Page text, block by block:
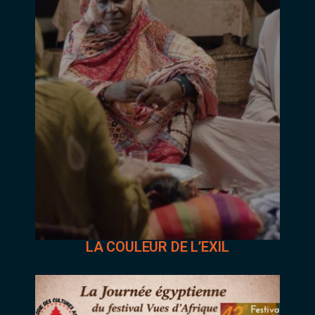
LA COULEUR DE L’EXIL